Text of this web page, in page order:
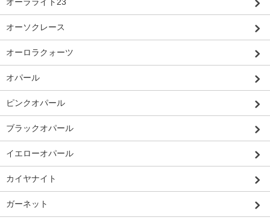
オーソクレース
オーロラクォーツ
オパール
ピンクオパール
ブラックオパール
イエローオパール
カイヤナイト
ガーネット